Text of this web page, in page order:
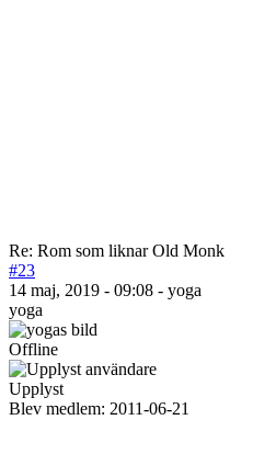
Re: Rom som liknar Old Monk
#23
14 maj, 2019 - 09:08 - yoga
yoga
Offline
Upplyst
Blev medlem: 2011-06-21